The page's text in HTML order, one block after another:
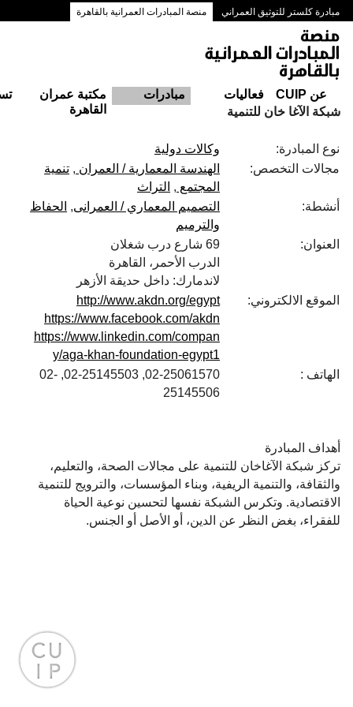
مبادرة كلستر للتوثيق العمراني منصة المبادرات العمرانية بالقاهرة
ممرات وسط البلد بالقاهرة
عن CUIP فعاليات مبادرات
مكتبة عمران
القاهرة
شبكة الآغا خان للتنمية
نوع المبادرة:
وكالات دولية
مجالات التخصص:
الهندسة المعمارية / العمران
تنمية
المجتمع
التراث
أنشطة:
التصميم المعماري / العمرانى
الحفاظ
والترميم
العنوان:
69 شارع درب شغلان
الدرب الأحمر، القاهرة
لاندمارك: داخل حديقة الأزهر
الموقع الالكتروني:
http://www.akdn.org/egypt
https://www.facebook.com/akdn
https://www.linkedin.com/compan
y/aga-khan-foundation-egypt1
الهاتف :
02-25061570, 02-25145503, 02-
25145506
أهداف المبادرة
تركز شبكة الآغاخان للتنمية على مجالات الصحة، والتعليم،
والثقافة، والتنمية الريفية، وبناء المؤسسات، والترويج للتنمية
الاقتصادية. وتكرس الشبكة نفسها لتحسين نوعية الحياة
للفقراء، بغض النظر عن الدين، أو الأصل أو الجنس.